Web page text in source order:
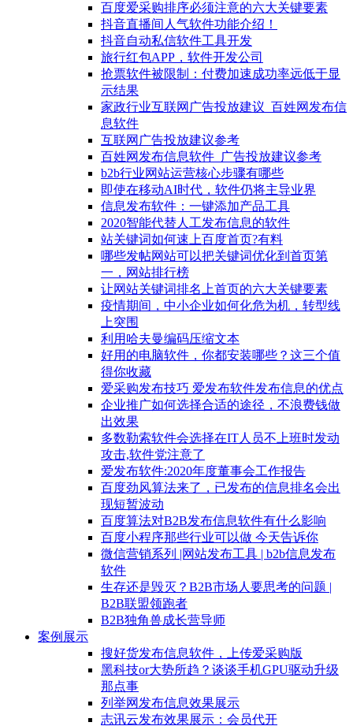
百度爱采购排序必须注意的六大关键要素
抖音直播间人气软件功能介绍！
抖音自动私信软件工具开发
旅行红包APP，软件开发公司
抢票软件被限制：付费加速成功率远低于显
示结果
家政行业互联网广告投放建议_百姓网发布信
息软件
互联网广告投放建议参考
百姓网发布信息软件_广告投放建议参考
b2b行业网站运营核心步骤有哪些
即使在移动AI时代，软件仍将主导业界
信息发布软件：一键添加产品工具
2020智能代替人工发布信息的软件
站关键词如何速上百度首页?有料
哪些发帖网站可以把关键词优化到首页第
一，网站排行榜
让网站关键词排名上首页的六大关键要素
疫情期间，中小企业如何化危为机，转型线
上突围
利用哈夫曼编码压缩文本
好用的电脑软件，你都安装哪些？这三个值
得你收藏
爱采购发布技巧 爱发布软件发布信息的优点
企业推广如何选择合适的途径，不浪费钱做
出效果
多数勒索软件会选择在IT人员不上班时发动
攻击,软件党注意了
爱发布软件:2020年度董事会工作报告
百度劲风算法来了，已发布的信息排名会出
现短暂波动
百度算法对B2B发布信息软件有什么影响
百度小程序那些行业可以做 今天告诉你
微信营销系列 |网站发布工具 | b2b信息发布
软件
生存还是毁灭？B2B市场人要思考的问题 |
B2B联盟领跑者
B2B独角兽成长营导师
案例展示
搜好货发布信息软件，上传爱采购版
黑科技or大势所趋？谈谈手机GPU驱动升级
那点事
列举网发布信息效果展示
志讯云发布效果展示：会员代开